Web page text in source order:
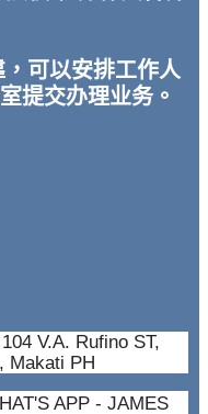
可以安排工作人
提交办理业务。
V.A. Rufino ST,
Makati PH
APP - JAMES